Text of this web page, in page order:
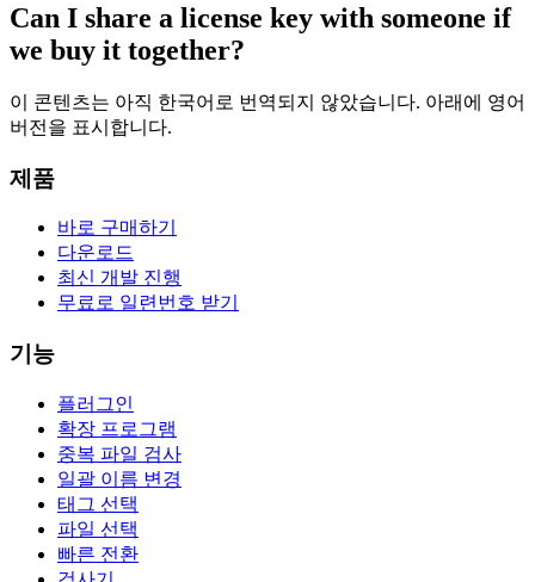
Can I share a license key with someone if
we buy it together?
이 콘텐츠는 아직 한국어로 번역되지 않았습니다. 아래에 영어
버전을 표시합니다.
제품
바로 구매하기
다운로드
최신 개발 진행
무료로 일련번호 받기
기능
플러그인
확장 프로그램
중복 파일 검사
일괄 이름 변경
태그 선택
파일 선택
빠른 전환